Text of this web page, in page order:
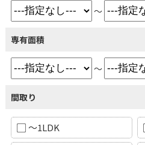
～
専有面積
～
間取り
～1LDK